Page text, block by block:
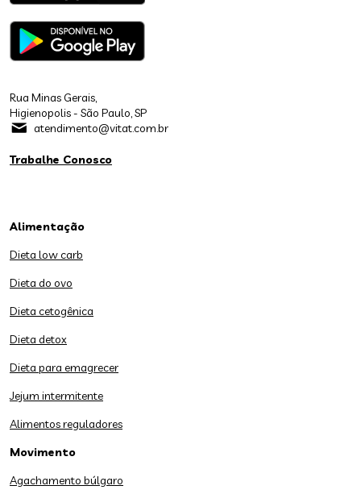
Rua Minas Gerais,
Higienopolis - São Paulo, SP
atendimento@vitat.com.br
Trabalhe Conosco
Alimentação
Dieta low carb
Dieta do ovo
Dieta cetogênica
Dieta detox
Dieta para emagrecer
Jejum intermitente
Alimentos reguladores
Movimento
Agachamento búlgaro